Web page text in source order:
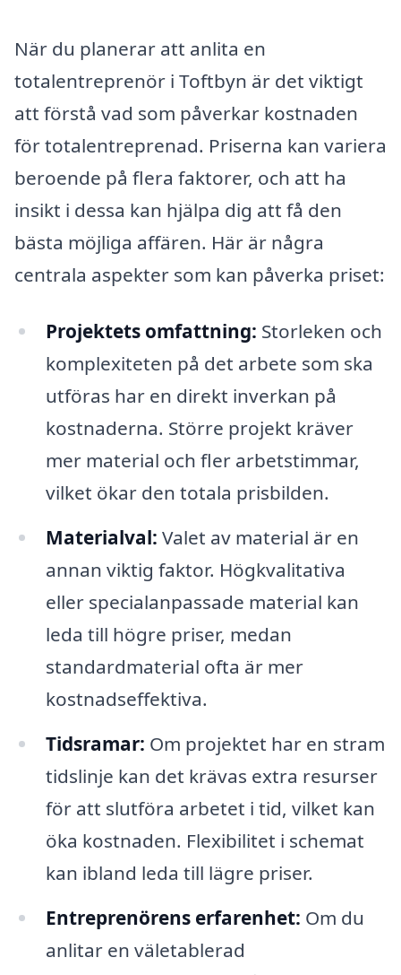
När du planerar att anlita en
totalentreprenör i Toftbyn är det viktigt
att förstå vad som påverkar kostnaden
för totalentreprenad. Priserna kan variera
beroende på flera faktorer, och att ha
insikt i dessa kan hjälpa dig att få den
bästa möjliga affären. Här är några
centrala aspekter som kan påverka priset:
Projektets omfattning: Storleken och
komplexiteten på det arbete som ska
utföras har en direkt inverkan på
kostnaderna. Större projekt kräver
mer material och fler arbetstimmar,
vilket ökar den totala prisbilden.
Materialval: Valet av material är en
annan viktig faktor. Högkvalitativa
eller specialanpassade material kan
leda till högre priser, medan
standardmaterial ofta är mer
kostnadseffektiva.
Tidsramar: Om projektet har en stram
tidslinje kan det krävas extra resurser
för att slutföra arbetet i tid, vilket kan
öka kostnaden. Flexibilitet i schemat
kan ibland leda till lägre priser.
Entreprenörens erfarenhet: Om du
anlitar en väletablerad